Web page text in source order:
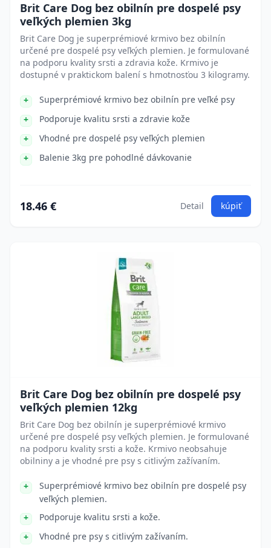
Brit Care Dog bez obilnín pre dospelé psy
veľkých plemien 3kg
Brit Care Dog je superprémiové krmivo bez obilnín
určené pre dospelé psy veľkých plemien. Je formulované
na podporu kvality srsti a zdravia kože. Krmivo je
dostupné v praktickom balení s hmotnosťou 3 kilogramy.
Superprémiové krmivo bez obilnín pre veľké psy
Podporuje kvalitu srsti a zdravie kože
Vhodné pre dospelé psy veľkých plemien
Balenie 3kg pre pohodlné dávkovanie
18.46 € Detail kúpiť
Brit Care Dog bez obilnín pre dospelé psy
veľkých plemien 12kg
Brit Care Dog bez obilnín je superprémiové krmivo
určené pre dospelé psy veľkých plemien. Je formulované
na podporu kvality srsti a kože. Krmivo neobsahuje
obilniny a je vhodné pre psy s citlivým zažívaním.
Superprémiové krmivo bez obilnín pre dospelé psy
veľkých plemien.
Podporuje kvalitu srsti a kože.
Vhodné pre psy s citlivým zažívaním.